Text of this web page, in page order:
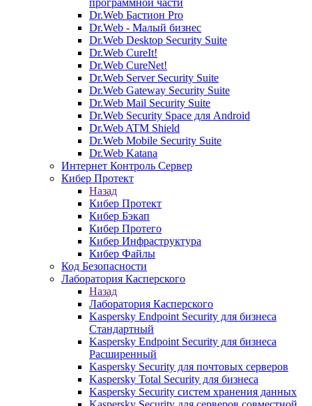
программной части
Dr.Web Бастион Pro
Dr.Web - Малый бизнес
Dr.Web Desktop Security Suite
Dr.Web CureIt!
Dr.Web CureNet!
Dr.Web Server Security Suite
Dr.Web Gateway Security Suite
Dr.Web Mail Security Suite
Dr.Web Security Space для Android
Dr.Web ATM Shield
Dr.Web Mobile Security Suite
Dr.Web Katana
Интернет Контроль Сервер
Кибер Протект
Назад
Кибер Протект
Кибер Бэкап
Кибер Протего
Кибер Инфраструктура
Кибер Файлы
Код Безопасности
Лаборатория Касперского
Назад
Лаборатория Касперского
Kaspersky Endpoint Security для бизнеса
Стандартный
Kaspersky Endpoint Security для бизнеса
Расширенный
Kaspersky Security для почтовых серверов
Kaspersky Total Security для бизнеса
Kaspersky Security систем хранения данных